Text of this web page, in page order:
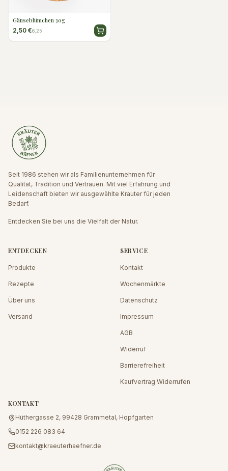
Gänseblümchen 30g
2,50 €6,25
Seit 1986 stehen wir als Familienunternehmen für
Qualität, Tradition und Vertrauen. Mit viel Erfahrung und
Leidenschaft bieten wir ausgewählte Kräuter für jeden
Bedarf.
Entdecken Sie bei uns die Vielfalt der Natur.
ENTDECKEN
Produkte
Rezepte
Über uns
Versand
SERVICE
Kontakt
Wochenmärkte
Datenschutz
Impressum
AGB
Widerruf
Barrierefreiheit
Kaufvertrag Widerrufen
KONTAKT
Hüthergasse 2, 99428 Grammetal, Hopfgarten
0152 226 083 64
kontakt@kraeuterhaefner.de